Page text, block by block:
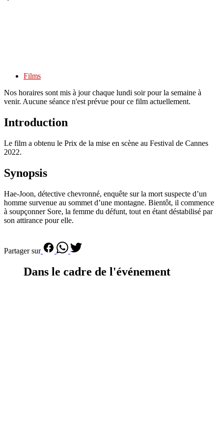
Films
Nos horaires sont mis à jour chaque lundi soir pour la semaine à
venir. Aucune séance n'est prévue pour ce film actuellement.
Introduction
Le film a obtenu le Prix de la mise en scène au Festival de Cannes
2022.
Synopsis
Hae-Joon, détective chevronné, enquête sur la mort suspecte d’un
homme survenue au sommet d’une montagne. Bientôt, il commence
à soupçonner Sore, la femme du défunt, tout en étant déstabilisé par
son attirance pour elle.
Partager sur
Dans le cadre de l'événement